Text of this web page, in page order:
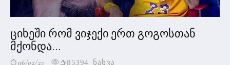
ციხეში რომ ვიჯექი ერთ გოგოსთან
მქონდა...
06/02/23 85394 ნახვა